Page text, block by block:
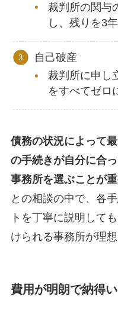
裁判所の関与
し、残りを3
自己破産
裁判所に申し
をすべてゼロ
債務の状況によって
の手続きが自分に合
事務所を選ぶことが
との相談の中で、各
トを丁寧に説明して
けられる事務所が理想
費用が明朗で納得